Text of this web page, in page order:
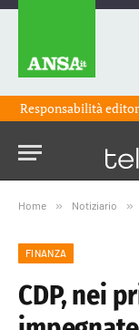
Responsabilità
Home » Notiziario »
FINANZA
CDP, nei